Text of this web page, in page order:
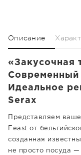
Описание
«Закусочная
Современный
Идеальное
Serax
Представляем
Feast от
созданная
не просто посуда —